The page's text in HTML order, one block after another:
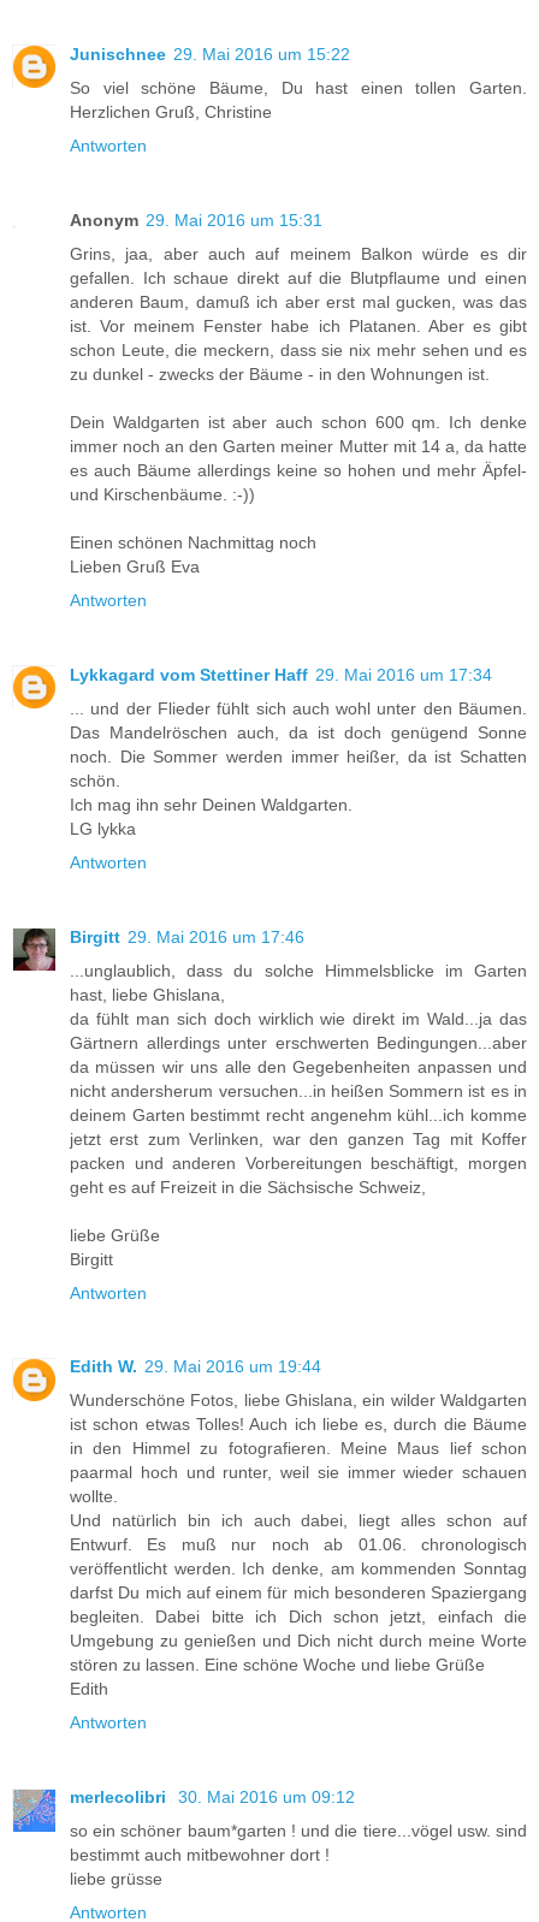
Junischnee 29. Mai 2016 um 15:22
So viel schöne Bäume, Du hast einen tollen Garten.
Herzlichen Gruß, Christine
Antworten
Anonym 29. Mai 2016 um 15:31
Grins, jaa, aber auch auf meinem Balkon würde es dir
gefallen. Ich schaue direkt auf die Blutpflaume und einen
anderen Baum, damuß ich aber erst mal gucken, was das
ist. Vor meinem Fenster habe ich Platanen. Aber es gibt
schon Leute, die meckern, dass sie nix mehr sehen und es
zu dunkel - zwecks der Bäume - in den Wohnungen ist.
Dein Waldgarten ist aber auch schon 600 qm. Ich denke
immer noch an den Garten meiner Mutter mit 14 a, da hatte
es auch Bäume allerdings keine so hohen und mehr Äpfel-
und Kirschenbäume. :-))
Einen schönen Nachmittag noch
Lieben Gruß Eva
Antworten
Lykkagard vom Stettiner Haff 29. Mai 2016 um 17:34
... und der Flieder fühlt sich auch wohl unter den Bäumen.
Das Mandelröschen auch, da ist doch genügend Sonne
noch. Die Sommer werden immer heißer, da ist Schatten
schön.
Ich mag ihn sehr Deinen Waldgarten.
LG lykka
Antworten
Birgitt 29. Mai 2016 um 17:46
...unglaublich, dass du solche Himmelsblicke im Garten
hast, liebe Ghislana,
da fühlt man sich doch wirklich wie direkt im Wald...ja das
Gärtnern allerdings unter erschwerten Bedingungen...aber
da müssen wir uns alle den Gegebenheiten anpassen und
nicht andersherum versuchen...in heißen Sommern ist es in
deinem Garten bestimmt recht angenehm kühl...ich komme
jetzt erst zum Verlinken, war den ganzen Tag mit Koffer
packen und anderen Vorbereitungen beschäftigt, morgen
geht es auf Freizeit in die Sächsische Schweiz,
liebe Grüße
Birgitt
Antworten
Edith W. 29. Mai 2016 um 19:44
Wunderschöne Fotos, liebe Ghislana, ein wilder Waldgarten
ist schon etwas Tolles! Auch ich liebe es, durch die Bäume
in den Himmel zu fotografieren. Meine Maus lief schon
paarmal hoch und runter, weil sie immer wieder schauen
wollte.
Und natürlich bin ich auch dabei, liegt alles schon auf
Entwurf. Es muß nur noch ab 01.06. chronologisch
veröffentlicht werden. Ich denke, am kommenden Sonntag
darfst Du mich auf einem für mich besonderen Spaziergang
begleiten. Dabei bitte ich Dich schon jetzt, einfach die
Umgebung zu genießen und Dich nicht durch meine Worte
stören zu lassen. Eine schöne Woche und liebe Grüße
Edith
Antworten
merlecolibri
30. Mai 2016 um 09:12
so ein schöner baum*garten ! und die tiere...vögel usw. sind
bestimmt auch mitbewohner dort !
liebe grüsse
Antworten